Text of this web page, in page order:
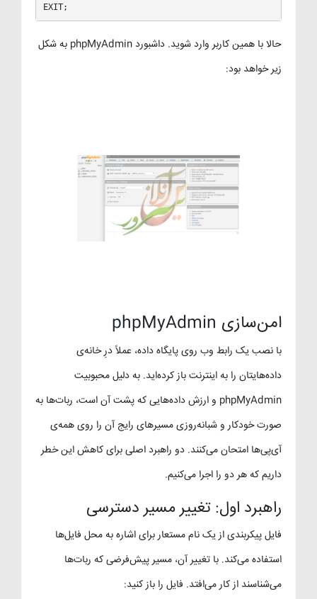
EXIT;
حالا با همین کاربر وارد شوید. داشبورد phpMyAdmin به شکل
زیر خواهد بود:
امن‌سازی phpMyAdmin
با نصب یک رابط وب روی پایگاه داده، عملاً درِ خانه‌ی
داده‌هایتان را به اینترنت باز کرده‌اید. به دلیل محبوبیت
phpMyAdmin و ارزش داده‌هایی که پشت آن است، ربات‌ها به
صورت خودکار و شبانه‌روزی مسیرهای رایج آن را روی همه‌ی
آی‌پی‌ها امتحان می‌کنند. دو راهبرد اصلی برای کاهش این خطر
داریم که هر دو را اجرا می‌کنیم.
راهبرد اول: تغییر مسیر دسترسی
فایل پیکربندی از یک نام مستعار برای اشاره به محل فایل‌ها
استفاده می‌کند. با تغییر آن، مسیر پیش‌فرضی که ربات‌ها
می‌شناسند از کار می‌افتد. فایل را باز کنید: